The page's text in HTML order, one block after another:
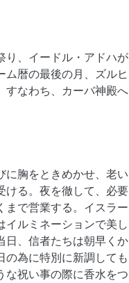
り、イードル・アドハが
暦の最後の月、ズルヒ
すなわち、カーバ神殿へ
に胸をときめかせ、老い
ける。夜を徹して、必要
まで営業する。イスラー
イルミネーションで美し
日、信者たちは朝早くか
の為に特別に新調しても
な祝い事の際に香水をつ